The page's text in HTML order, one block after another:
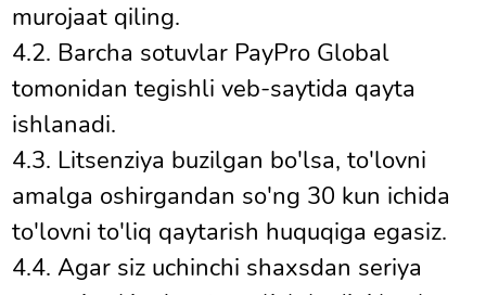
murojaat qiling.
4.2. Barcha sotuvlar PayPro Global
tomonidan tegishli veb-saytida qayta
ishlanadi.
4.3. Litsenziya buzilgan bo'lsa, to'lovni
amalga oshirgandan so'ng 30 kun ichida
to'lovni to'liq qaytarish huquqiga egasiz.
4.4. Agar siz uchinchi shaxsdan seriya